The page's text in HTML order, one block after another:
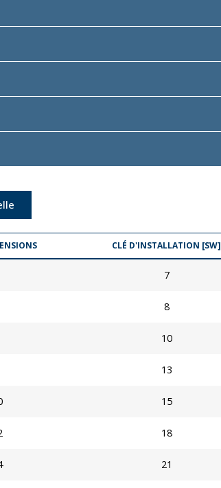
CLÉ D'INSTALLATION [SW]
7
8
10
13
15
18
21